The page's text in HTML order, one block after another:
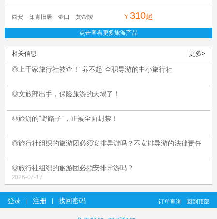
西安—知青旧居—壶口—黄帝陵 ￥310起
点击查看更多旅游产品
相关信息 更多>
◎上千家旅行社被查！“养不起”全职导游的中小旅行社
◎文旅部出手，保险旅游的天塌了！
◎旅游的“野路子”，正被全面封禁！
◎旅行社组织的旅游团必须安排导游吗？不安排导游的法律责任
◎旅行社组织的旅游团必须安排导游吗？
2026-07-17
登录 注册 找回密码 回到顶部
订单查询